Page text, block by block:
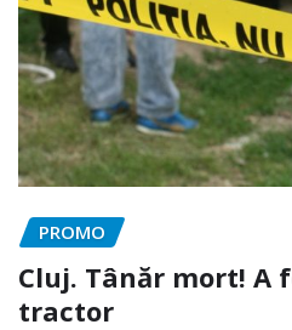
PROMO
Cluj. Tânăr mort! A
tractor